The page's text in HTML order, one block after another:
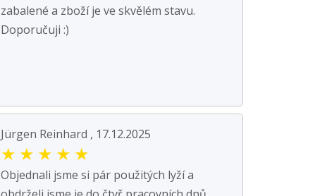
zabalené a zboží je ve skvělém stavu.
Doporučuji :)
Jürgen Reinhard , 17.12.2025
★ ★ ★ ★ ★
Objednali jsme si pár použitých lyží a